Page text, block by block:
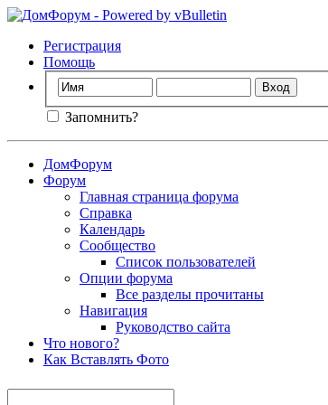
Регистрация
Помощь
Запомнить?
ДомФорум
Форум
Главная страница форума
Справка
Календарь
Сообщество
Список пользователей
Опции форума
Все разделы прочитаны
Навигация
Руководство сайта
Что нового?
Как Вставлять Фото